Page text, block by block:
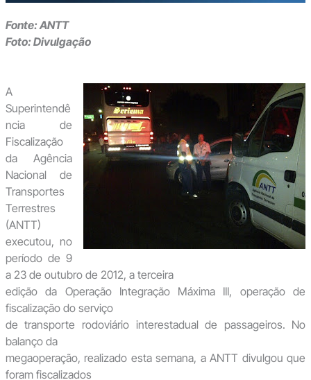
Fonte: ANTT
Foto: Divulgação
A
Superintendê
ncia de
Fiscalização
da Agência
Nacional de
Transportes
Terrestres
(ANTT)
executou, no
período de 9
a 23 de outubro de 2012, a terceira
edição da Operação Integração Máxima III, operação de
fiscalização do serviço
de transporte rodoviário interestadual de passageiros. No
balanço da
megaoperação, realizado esta semana, a ANTT divulgou que
foram fiscalizados